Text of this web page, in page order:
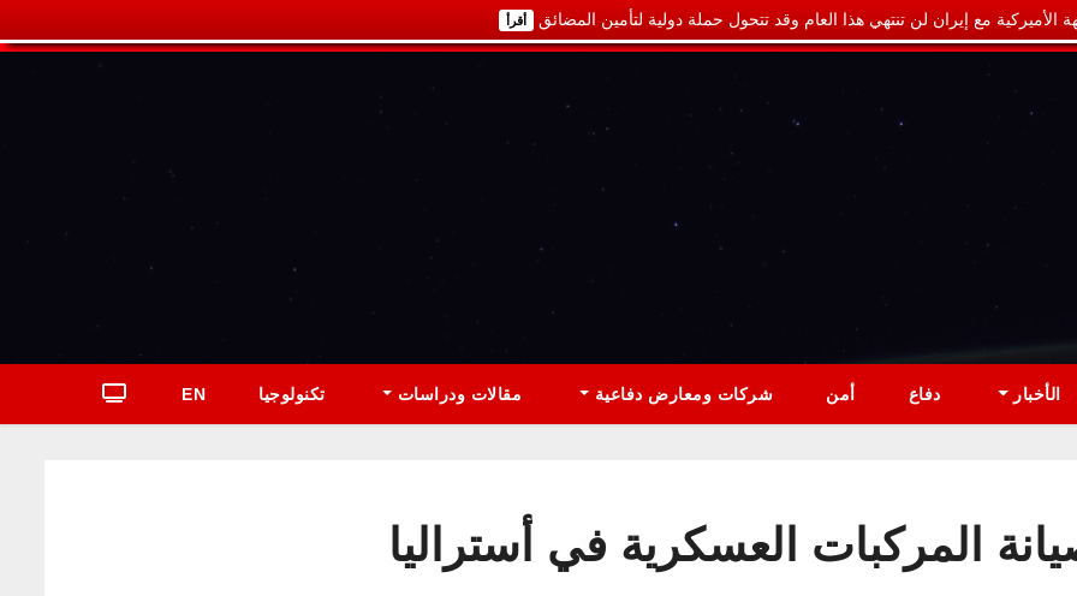
الأميركية مع إيران لن تنتهي هذا العام وقد تتحول حملة دولية لتأمين المضائق أقرأ
الأخبار دفاع أمن شركات ومعارض دفاعية مقالات ودراسات تكنولوجيا EN
المركبات العسكرية في أستراليا